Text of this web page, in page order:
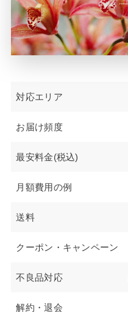
対応エリア
お届け頻度
最安料金(税込)
月額費用の例
送料
クーポン・キャンペーン
不良品対応
解約・退会